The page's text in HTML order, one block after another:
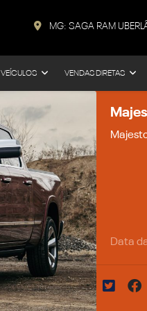
MG: SAGA RAM
VEÍCULOS VENDAS DIRETAS
Data